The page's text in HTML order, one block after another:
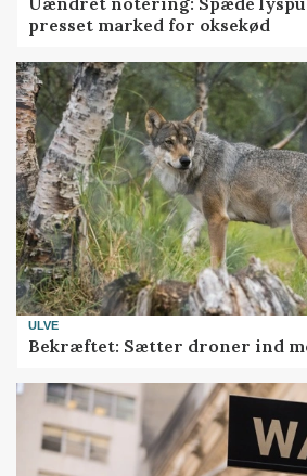
presset marked for oksekød
ULVE
Bekræftet: Sætter droner ind